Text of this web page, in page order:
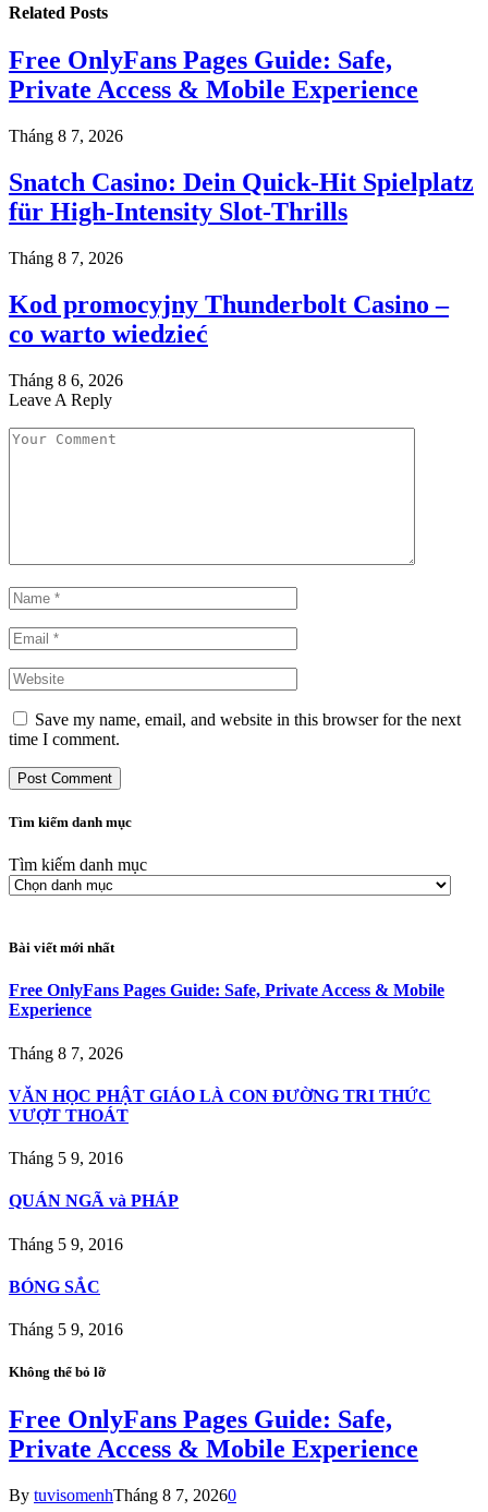
Related Posts
Free OnlyFans Pages Guide: Safe,
Private Access & Mobile Experience
Tháng 8 7, 2026
Snatch Casino: Dein Quick‑Hit Spielplatz
für High‑Intensity Slot‑Thrills
Tháng 8 7, 2026
Kod promocyjny Thunderbolt Casino –
co warto wiedzieć
Tháng 8 6, 2026
Leave A Reply
Save my name, email, and website in this browser for the next
time I comment.
Tìm kiếm danh mục
Tìm kiếm danh mục
Bài viết mới nhất
Free OnlyFans Pages Guide: Safe, Private Access & Mobile
Experience
Tháng 8 7, 2026
VĂN HỌC PHẬT GIÁO LÀ CON ÐƯỜNG TRI THỨC
VƯỢT THOÁT
Tháng 5 9, 2016
QUÁN NGÃ và PHÁP
Tháng 5 9, 2016
BÓNG SẮC
Tháng 5 9, 2016
Không thể bỏ lỡ
Free OnlyFans Pages Guide: Safe,
Private Access & Mobile Experience
By tuvisomenhTháng 8 7, 20260